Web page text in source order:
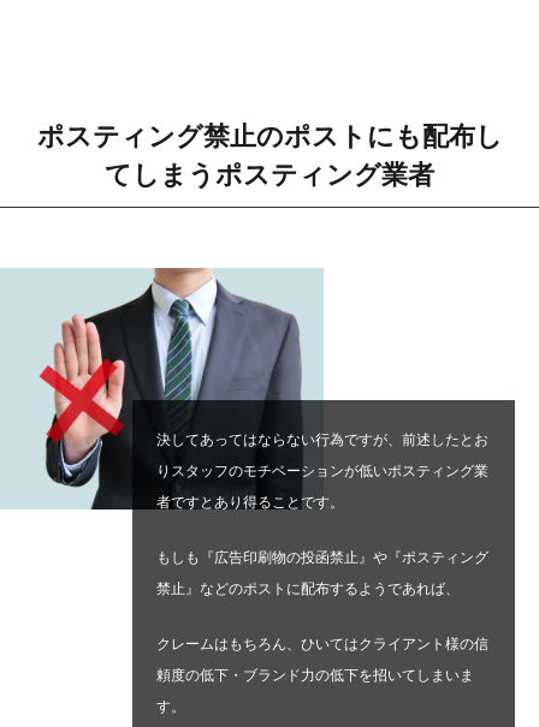
ポスティング禁止のポストにも配布し
てしまうポスティング業者
決してあってはならない行為ですが、前述したとお
りスタッフのモチベーションが低いポスティング業
者ですとあり得ることです。
もしも『広告印刷物の投函禁止』や『ポスティング
禁止』などのポストに配布するようであれば、
クレームはもちろん、ひいてはクライアント様の信
頼度の低下・ブランド力の低下を招いてしまいま
す。